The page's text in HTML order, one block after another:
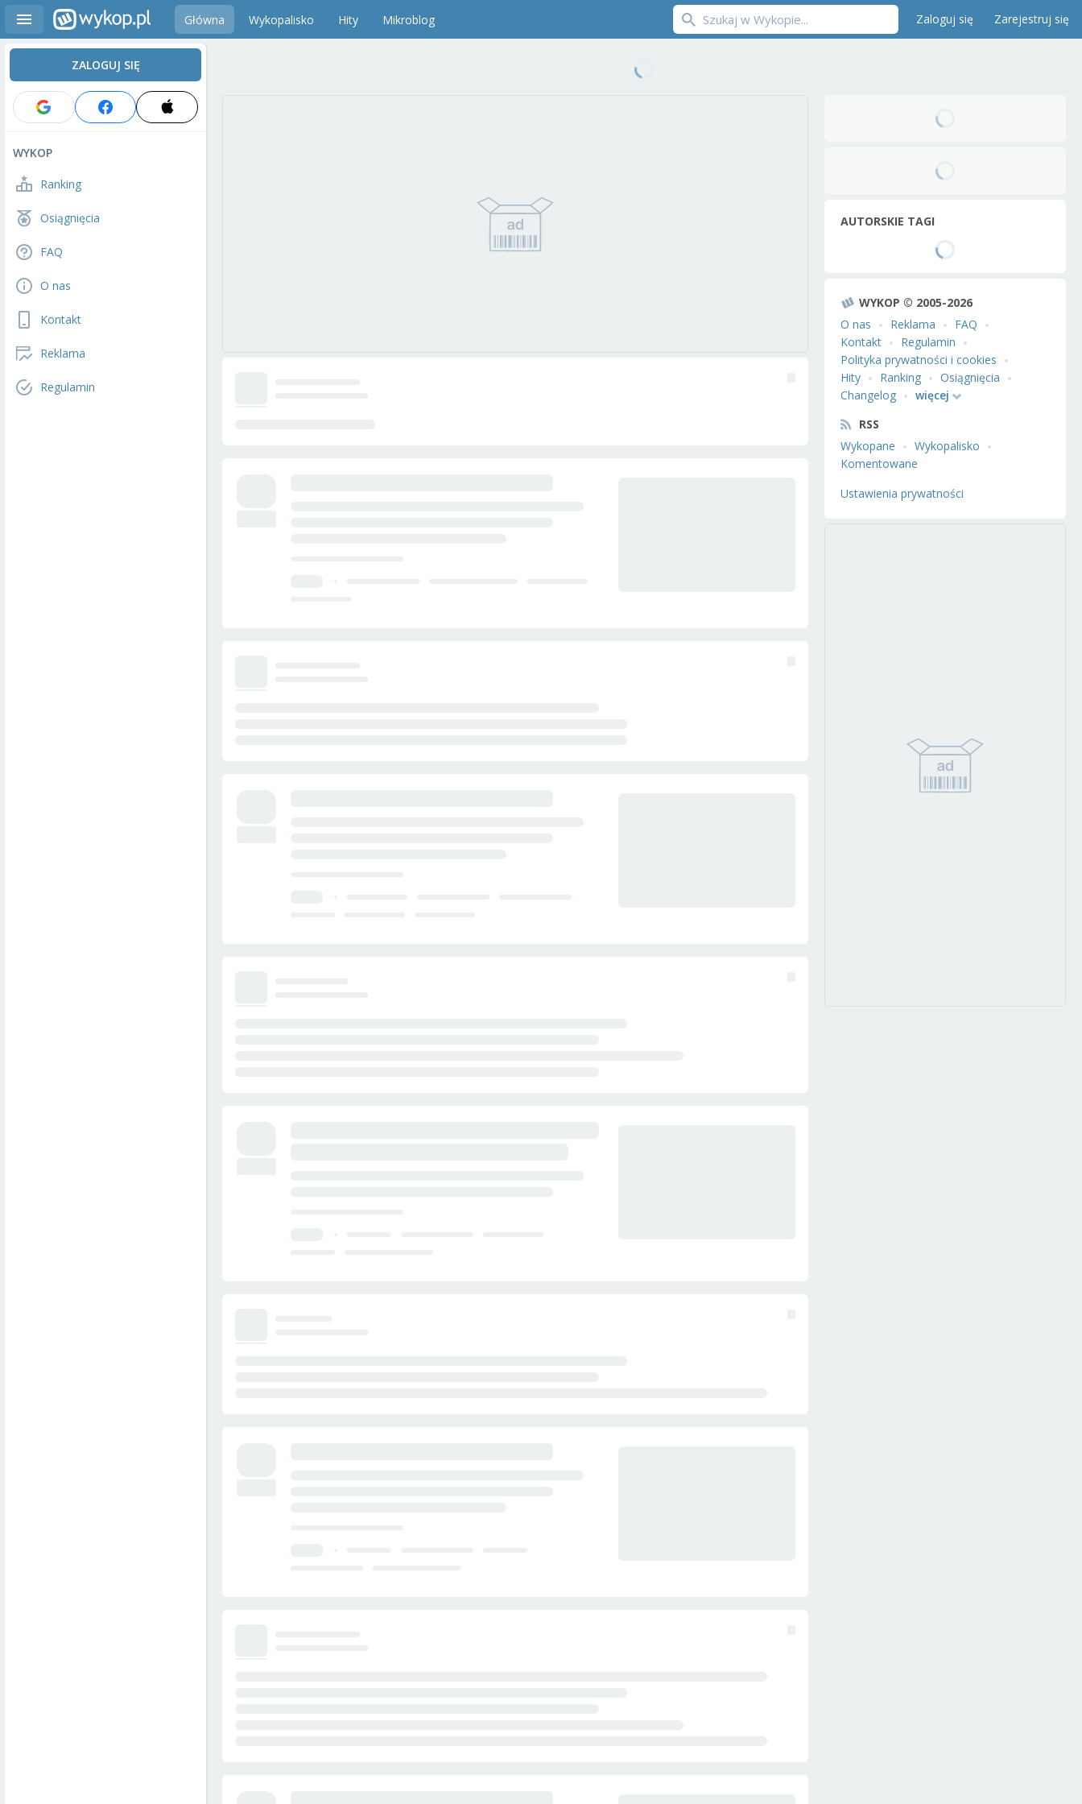
Główna Wykopalisko Hity Mikroblog Zaloguj się Zarejestruj się
ZALOGUJ SIĘ
WYKOP
Ranking
Osiągnięcia
FAQ
O nas
Kontakt
Reklama
Regulamin
AUTORSKIE TAGI
WYKOP © 2005-2026
O nas
Reklama
FAQ
Kontakt
Regulamin
Polityka prywatności i cookies
Hity
Ranking
Osiągnięcia
Changelog
więcej
RSS
Wykopane
Wykopalisko
Komentowane
Ustawienia prywatności